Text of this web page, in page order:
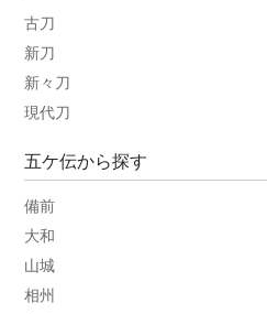
古刀
新刀
新々刀
現代刀
五ケ伝から探す
備前
大和
山城
相州